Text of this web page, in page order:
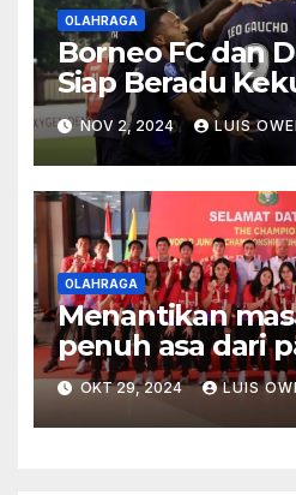
OLAHRAGA
Borneo FC dan
Siap Beradu
Pekan Ke-10 BRI
2024/2025
NOV 2, 2024 LUIS
OLAHRAGA
Menantikan
penuh asa dari
pebulutangkis
OKT 29, 2024 LUIS